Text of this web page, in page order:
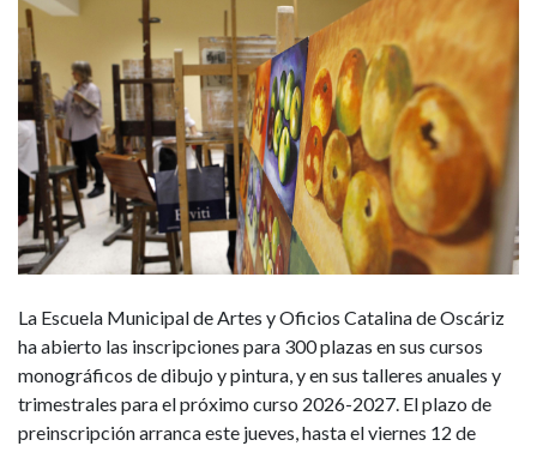
para
el
curso
2026-
2027
La Escuela Municipal de Artes y Oficios Catalina de Oscáriz
ha abierto las inscripciones para 300 plazas en sus cursos
monográficos de dibujo y pintura, y en sus talleres anuales y
trimestrales para el próximo curso 2026-2027. El plazo de
preinscripción arranca este jueves, hasta el viernes 12 de